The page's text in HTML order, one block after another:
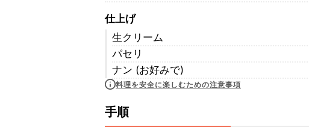
仕上げ
生クリーム
パセリ
ナン (お好みで)
料理を安全に楽しむための注意事項
手順